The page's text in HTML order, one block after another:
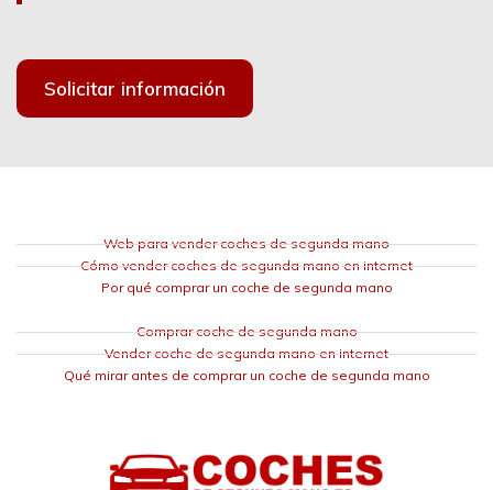
Solicitar información
Web para vender coches de segunda mano
Cómo vender coches de segunda mano en internet
Por qué comprar un coche de segunda mano
Comprar coche de segunda mano
Vender coche de segunda mano en internet
Qué mirar antes de comprar un coche de segunda mano